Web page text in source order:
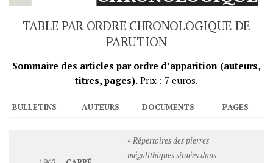
TABLE PAR ORDRE CHRONOLOGIQUE DE
PARUTION
Sommaire des articles par ordre d’apparition (auteurs,
titres, pages). Prix : 7 euros.
BULLETINS AUTEURS DOCUMENTS PAGES
« Répertoires des pierres
mégalithiques situées dans